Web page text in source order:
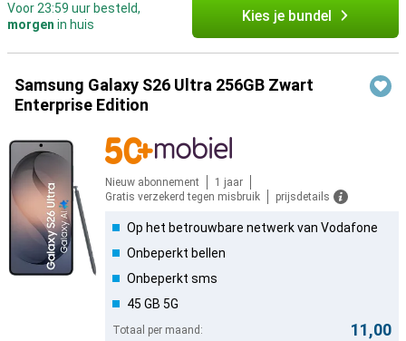
Voor 23:59 uur besteld,
morgen in huis Kies je bundel
Samsung Galaxy S26 Ultra 256GB Zwart
Enterprise Edition
Nieuw abonnement
1 jaar
Gratis verzekerd tegen misbruik
prijsdetails
Op het betrouwbare netwerk van Vodafone
Onbeperkt bellen
Onbeperkt sms
45 GB 5G
Totaal per maand: 11,00